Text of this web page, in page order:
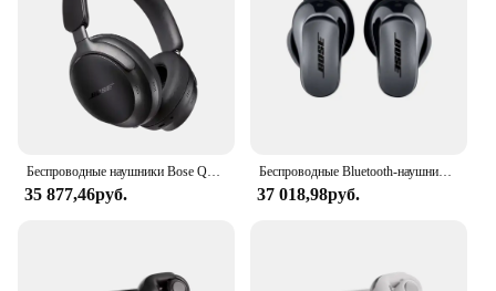
Беспроводные наушники Bose QuietComfort с шумоподавлением
35 877,46руб.
Беспроводные Bluetooth-наушники Bose, тихие, комфортные, регулируемые, до 6 часов
37 018,98руб.